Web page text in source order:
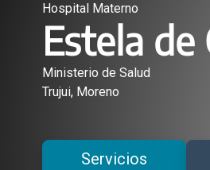
Hospital Materno
Estela
Ministerio de Salud
Trujui, Moreno
Servicios